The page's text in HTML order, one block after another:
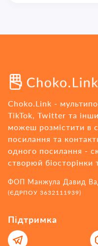
Choko.Link -
TikTok, Twitter та
можеш розмістити в
посилання та
одного посилання -
створюй біосторінки
ФОП Манжула Давид
(ЄДРПОУ 3632111939)
Підтримка